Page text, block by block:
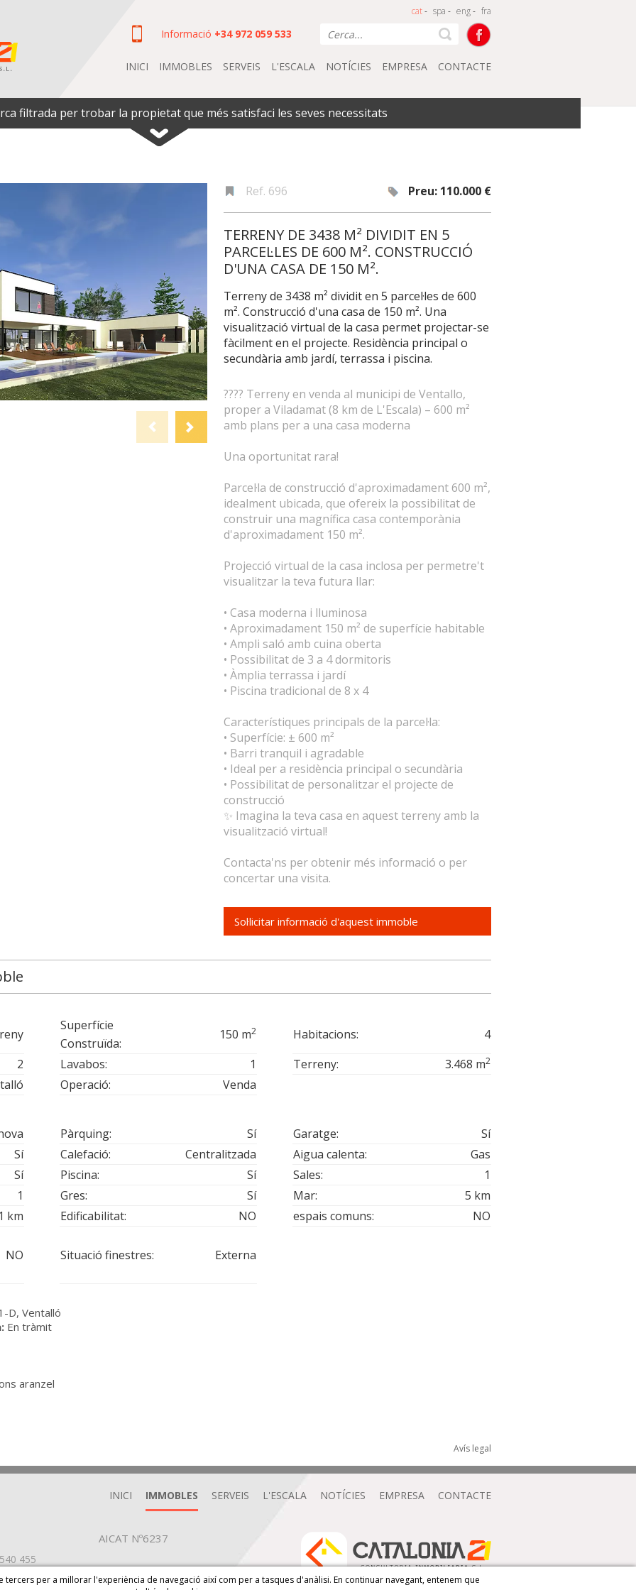
cat- spa - eng- fra
Informació +34 972 059 533
INICI IMMOBLES SERVEIS L'ESCALA NOTÍCIES EMPRESA CONTACTE
filtrada per trobar la propietat que més satisfaci les seves necessitats
Ref. 696 Preu: 110.000 €
TERRENY DE 3438 M² DIVIDIT EN 5
PARCEL·LES DE 600 M². CONSTRUCCIÓ
D'UNA CASA DE 150 M².
Terreny de 3438 m² dividit en 5 parcel·les de 600
m². Construcció d'una casa de 150 m². Una
visualització virtual de la casa permet projectar-se
fàcilment en el projecte. Residència principal o
secundària amb jardí, terrassa i piscina.
???? Terreny en venda al municipi de Ventallo,
proper a Viladamat (8 km de L'Escala) – 600 m²
amb plans per a una casa moderna
Una oportunitat rara!
Parcel·la de construcció d'aproximadament 600 m²,
idealment ubicada, que ofereix la possibilitat de
construir una magnífica casa contemporània
d'aproximadament 150 m².
Projecció virtual de la casa inclosa per permetre't
visualitzar la teva futura llar:
• Casa moderna i lluminosa
• Aproximadament 150 m² de superfície habitable
• Ampli saló amb cuina oberta
• Possibilitat de 3 a 4 dormitoris
• Àmplia terrassa i jardí
• Piscina tradicional de 8 x 4
Característiques principals de la parcel·la:
• Superfície: ± 600 m²
• Barri tranquil i agradable
• Ideal per a residència principal o secundària
• Possibilitat de personalitzar el projecte de
construcció
✨ Imagina la teva casa en aquest terreny amb la
visualització virtual!
Contacta'ns per obtenir més informació o per
concertar una visita.
Sol·licitar informació d'aquest immoble
Superfície
Construïda:
150 m2 Habitacions:
4
2 Lavabos: 1 Terreny: 3.468 m2
Operació: Venda
Pàrquing: Sí Garatge:
Sí
Sí Calefació: Centralitzada Aigua calenta:
Gas
Sí Piscina: Sí Sales:
1
1 Gres: Sí Mar:
5 km
1 km Edificabilitat: NO espais comuns:
NO
NO Situació finestres: Externa
D, Ventalló
En tràmit
aranzel
Avís legal
455
INICI IMMOBLES SERVEIS L'ESCALA NOTÍCIES EMPRESA CONTACTE
AICAT Nº6237
per a millorar l'experiència de navegació així com per a tasques d'anàlisi. En continuar navegant, entenem que